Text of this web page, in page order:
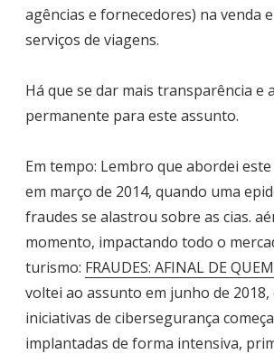
agências e fornecedores) na venda
serviços de viagens.
Há que se dar mais transparência e
permanente para este assunto.
Em tempo: Lembro que abordei
em março de 2014, quando uma
fraudes se alastrou sobre as cias.
momento, impactando todo o
turismo: FRAUDES: AFINAL DE
voltei ao assunto em junho de 2018,
iniciativas de cibersegurança
implantadas de forma intensiva,